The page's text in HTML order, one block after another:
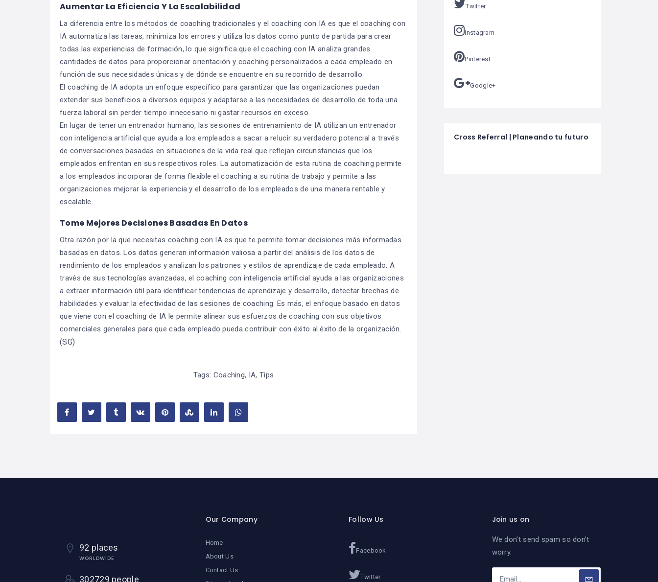
Aumentar La Eficiencia Y La Escalabilidad
La diferencia entre los métodos de coaching tradicionales y el coaching con IA es que el coaching con
IA automatiza las tareas, minimiza los errores y utiliza los datos como punto de partida para crear
todas las experiencias de formación, lo que significa que el coaching con IA analiza grandes
cantidades de datos para proporcionar orientación y coaching personalizados a cada empleado en
función de sus necesidades únicas y de dónde se encuentre en su recorrido de desarrollo.
El coaching de IA adopta un enfoque específico para garantizar que las organizaciones puedan
extender sus beneficios a diversos equipos y adaptarse a las necesidades de desarrollo de toda una
fuerza laboral sin perder tiempo innecesario ni gastar recursos en exceso.
En lugar de tener un entrenador humano, las sesiones de entrenamiento de IA utilizan un entrenador
con inteligencia artificial que ayuda a los empleados a sacar a relucir su verdadero potencial a través
de conversaciones basadas en situaciones de la vida real que reflejan circunstancias que los
empleados enfrentan en sus respectivos roles. La automatización de esta rutina de coaching permite
a los empleados incorporar de forma flexible el coaching a su rutina de trabajo y permite a las
organizaciones mejorar la experiencia y el desarrollo de los empleados de una manera rentable y
escalable.
Tome Mejores Decisiones Basadas En Datos
Otra razón por la que necesitas coaching con IA es que te permite tomar decisiones más informadas
basadas en datos. Los datos generan información valiosa a partir del análisis de los datos de
rendimiento de los empleados y analizan los patrones y estilos de aprendizaje de cada empleado. A
través de sus tecnologías avanzadas, el coaching con inteligencia artificial ayuda a las organizaciones
a extraer información útil para identificar tendencias de aprendizaje y desarrollo, detectar brechas de
habilidades y evaluar la efectividad de las sesiones de coaching. Es más, el enfoque basado en datos
que viene con el coaching de IA le permite alinear sus esfuerzos de coaching con sus objetivos
comerciales generales para que cada empleado pueda contribuir con éxito al éxito de la organización.
(SG)
Tags: Coaching, IA, Tips
Twitter
Instagram
Pinterest
Google+
Cross Referral | Planeando tu futuro
92 places
WORLDWIDE
302729 people
Our Company
Home
About Us
Contact Us
Follow Us
Facebook
Twitter
Join us on
We don’t send spam so don’t
worry.